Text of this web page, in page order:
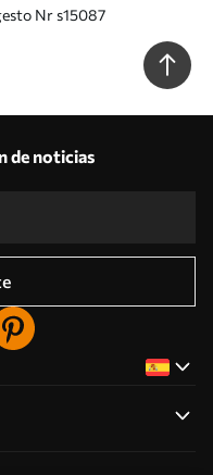
Nr s15087
de noticias